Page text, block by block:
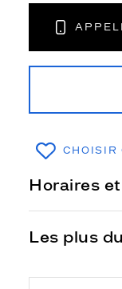
CHOISIR
Horaires
Les plus